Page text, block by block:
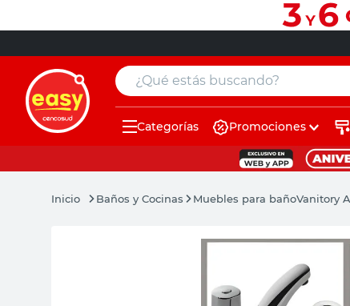
¿Qué estás buscando?
Categorías Promociones
Baños y Cocinas Muebles para bañoVanitory
muebles